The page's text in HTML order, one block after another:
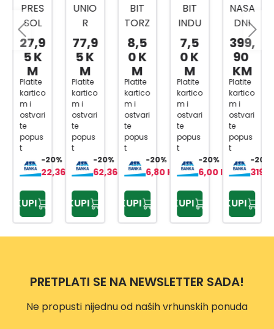
PRES
SOL
PREŠ
A ZA
MAS
T
80ML
ČELIK
SA
UNIV
ERZA
LNO
GLAV
OM
27,9
5 K
M
Platite
kartico
m i
ostvari
te
popus
t
-20%
22,36 KM
KUPI
UNIO
R
RUČI
CA/R
AČN
A 1/2
BI
1901A
61178
77,9
5 K
M
Platite
kartico
m i
ostvari
te
popus
t
-20%
62,36 KM
KUPI
BIT
TORZ
IJA
TOR
X
20X2
5MM
2/1
8,5
0 K
M
Platite
kartico
m i
ostvari
te
popus
t
-20%
6,80 KM
KUPI
BIT
INDU
STRY
TOR
X
20X2
5MM
3/1
7,5
0 K
M
Platite
kartico
m i
ostvari
te
popus
t
-20%
6,00 KM
KUPI
NASA
DNI
KLJU
ČEVI
1/4,3
/8,1/
2
216-
DJ.
399,
90
KM
Platite
kartico
m i
ostvari
te
popus
t
-20%
KUPI
PRETPLATI SE NA NEWSLETTER SADA!
Ne propusti nijednu od naših vrhunskih ponuda